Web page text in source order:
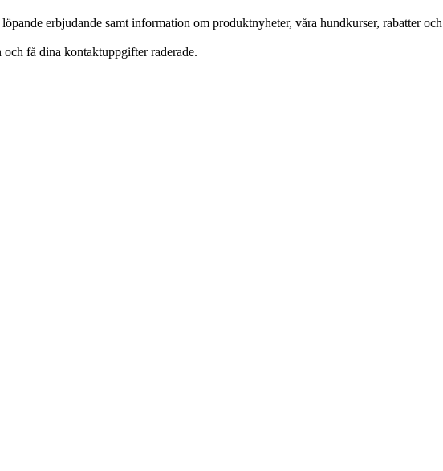
erbjudande samt information om produktnyheter, våra hundkurser, rabatter
få dina kontaktuppgifter raderade.